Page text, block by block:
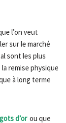
l’on veut
sur le marché
sont les plus
remise physique
à long terme
d’or ou que